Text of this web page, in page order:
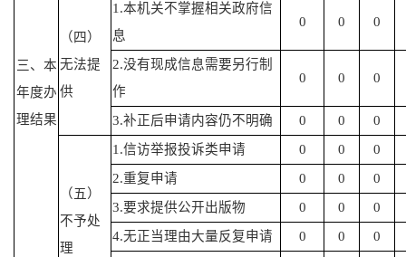
三、本
年度办
理结果
（四）
无法提
供
1.本机关不掌握相关政府信
息
0 0 0
2.没有现成信息需要另行制
作
0 0 0
3.补正后申请内容仍不明确 0 0 0
（五）
不予处
理
1.信访举报投诉类申请 0 0
0
2.重复申请
0 0
0
3.要求提供公开出版物
0 0
0
4.无正当理由大量反复申请
0 0
0